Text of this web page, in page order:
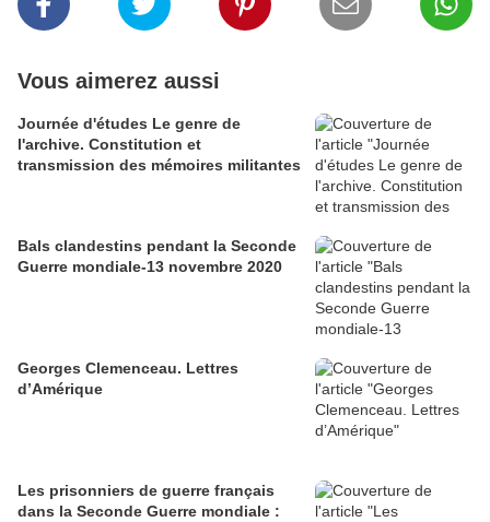
Vous aimerez aussi
Journée d'études Le genre de
l'archive. Constitution et
transmission des mémoires militantes
Bals clandestins pendant la Seconde
Guerre mondiale-13 novembre 2020
Georges Clemenceau. Lettres
d’Amérique
Les prisonniers de guerre français
dans la Seconde Guerre mondiale :